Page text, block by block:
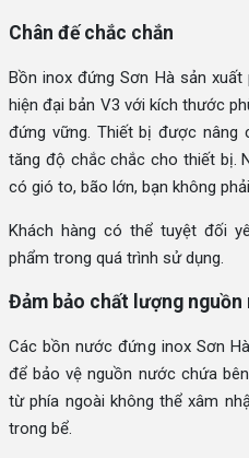
Chân đế chắc chắn
Bồn inox đứng Sơn Hà sản
hiện đại bản V3 với kích thước
đứng vững. Thiết bị được nâng
tăng độ chắc chắc cho thiết bị.
có gió to, bão lớn, bạn không
Khách hàng có thể tuyệt đối
phẩm trong quá trình sử dụng.
Đảm bảo chất lượng nguồn
Các bồn nước đứng inox Sơn
để bảo vệ nguồn nước chứa
từ phía ngoài không thể xâm
trong bể.